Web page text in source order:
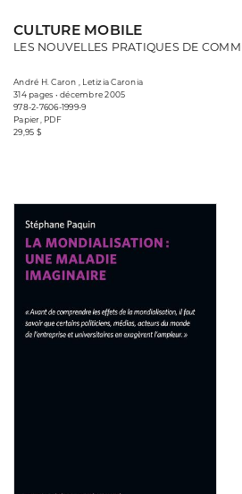
CULTURE MOBILE
LES NOUVELLES PRATIQUES DE
André H. Caron , Letizia Caronia
314 pages • décembre 2005
978-2-7606-1999-9
Papier, PDF
29,95 $